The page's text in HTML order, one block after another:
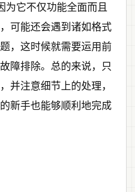
它不仅功能全面而且
可能还会遇到诸如格式
，这时候就需要运用前
障排除。总的来说，只
并注意细节上的处理，
新手也能够顺利地完成